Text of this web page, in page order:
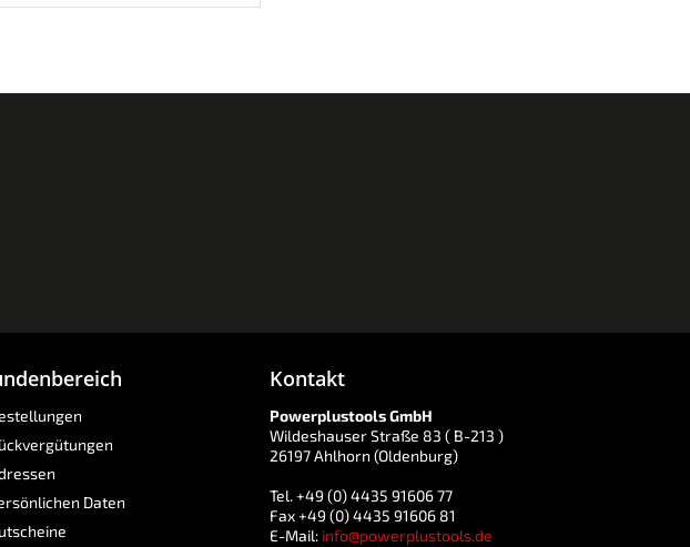
Daten
Kontakt
Powerplustools GmbH
Wildeshauser Straße 83 ( B-213 )
26197 Ahlhorn (Oldenburg)
Tel. +49 (0) 4435 91606 77
Fax +49 (0) 4435 91606 81
E-Mail: info@powerplustools.de